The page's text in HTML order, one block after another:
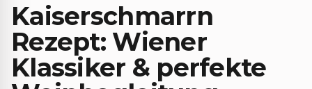
Kaiserschmarrn
Rezept: Wiener
Klassiker & perfekte